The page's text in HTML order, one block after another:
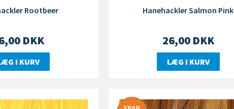
Rootbeer
DKK
I KURV
Hanehackler Salmon Pink
26,00 DKK
LÆG I KURV